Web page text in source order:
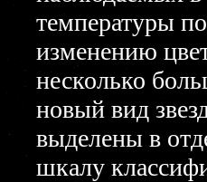
температуры
изменению
несколько
новый вид
выделены в
шкалу